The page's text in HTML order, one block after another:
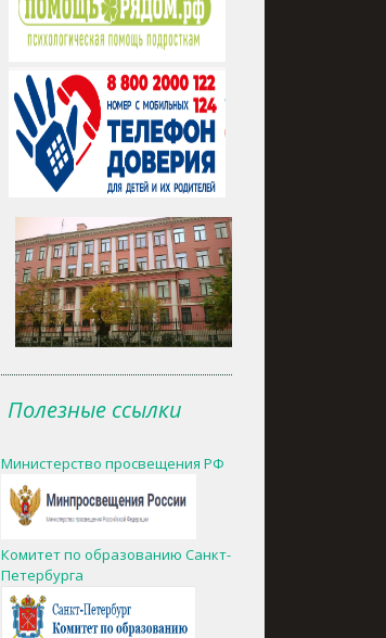
Полезные ссылки
Министерство просвещения РФ
Комитет по образованию Санкт-
Петербурга